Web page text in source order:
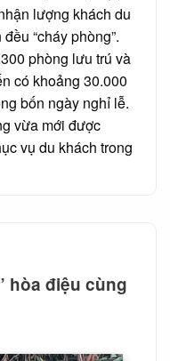
lượng khách du
“cháy phòng”.
phòng lưu trú và
có khoảng 30.000
bốn ngày nghỉ lễ.
vừa mới được
vụ du khách trong
hòa điệu cùng